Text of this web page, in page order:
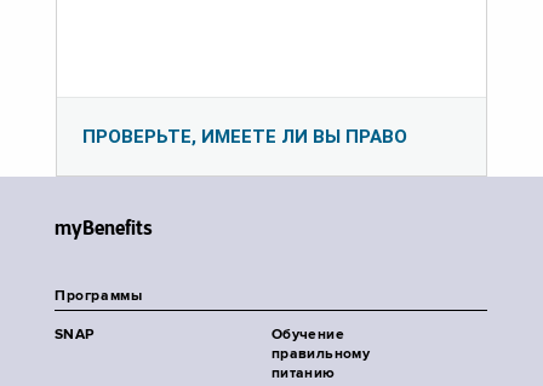
ПРОВЕРЬТЕ, ИМЕЕТЕ ЛИ ВЫ ПРАВО
myBenefits
Программы
SNAP
Обучение
правильному
питанию